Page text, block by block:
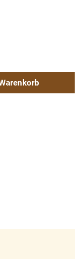
benutze die Schaltflächen